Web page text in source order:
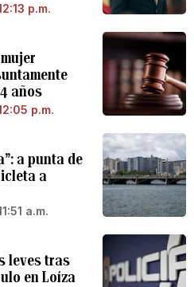
p.m.
años
p.m.
a punta de
a
a.m.
leves tras
en Loíza